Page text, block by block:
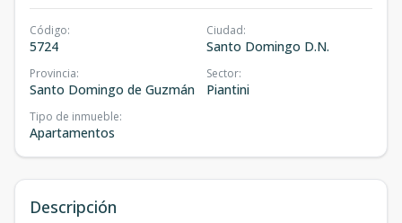
Código:
5724
Ciudad:
Santo Domingo D.N.
Provincia:
Santo Domingo de Guzmán
Sector:
Piantini
Tipo de inmueble:
Apartamentos
Descripción